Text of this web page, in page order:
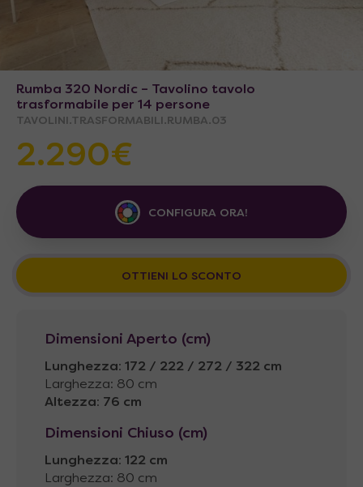
Rumba 320 Nordic – Tavolino tavolo
trasformabile per 14 persone
TAVOLINI.TRASFORMABILI.RUMBA.03
2.290€
CONFIGURA ORA!
OTTIENI LO SCONTO
Dimensioni Aperto (cm)
Lunghezza: 172 / 222 / 272 / 322 cm
Larghezza: 80 cm
Altezza: 76 cm
Dimensioni Chiuso (cm)
Lunghezza: 122 cm
Larghezza: 80 cm